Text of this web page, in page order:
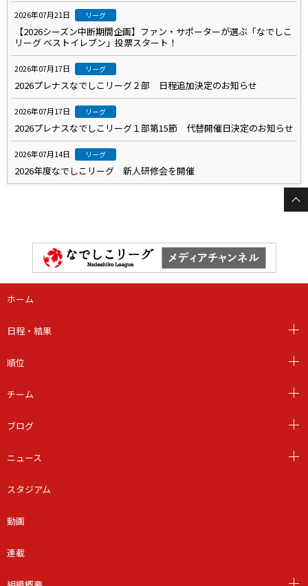
2026年07月21日 リーグ
【2026シーズン中断期間企画】ファン・サポーターが選ぶ「なでしこ
リーグ ベストイレブン」投票スタート！
2026年07月17日 リーグ
2026プレナスなでしこリーグ２部 日程追加決定のお知らせ
2026年07月17日 リーグ
2026プレナスなでしこリーグ１部第15節 代替開催日決定のお知らせ
2026年07月14日 リーグ
2026年度なでしこリーグ 新人研修会を開催
ホーム
日程・結果
順位
チーム
ブログ
ニュース
スタジアム
動画
連載